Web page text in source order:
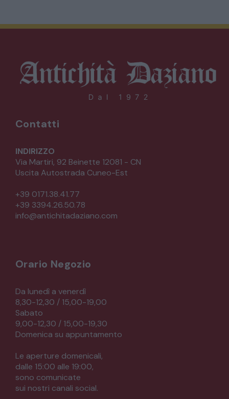
Contatti
INDIRIZZO
Via Martiri, 92 Beinette 12081 - CN
Uscita Autostrada Cuneo-Est
+39 0171.38.41.77
+39 3394.26.50.78
info@antichitadaziano.com
Orario Negozio
Da lunedì a venerdì
8,30-12,30 / 15,00-19,00
Sabato
9,00-12,30 / 15,00-19,30
Domenica su appuntamento
Le aperture domenicali,
dalle 15:00 alle 19:00,
sono comunicate
sui nostri canali social.